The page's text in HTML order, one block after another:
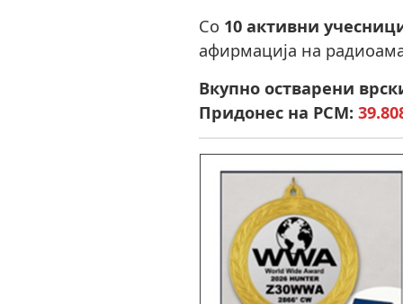
Со 10 активни
афирмација на
Вкупно остварени
Придонес на РСМ: